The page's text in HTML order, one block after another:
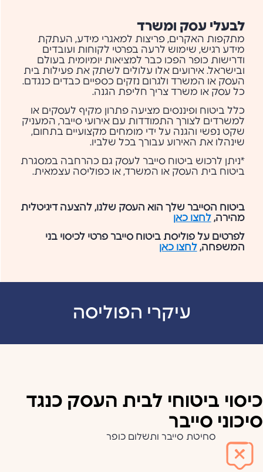
לבעלי עסק ומשרד
מתקפות האקרים, פריצות למאגרי מידע, העתקת
מידע רגיש, שימוש לרעה בפרטי לקוחות ועובדים
ודרישות כופר הפכו כבר למציאות יומיומית בעולם
ובישראל. אירועים אלו עלולים לשתק את פעילות בית
העסק או המשרד ולגרום נזקים כספיים כבדים כנגדם.
כל עסק או משרד צריך חליפת הגנה.
כלל ביטוח ופיננסים מציעה פתרון מקיף לעסקים או
למשרדים לצורך התמודדות עם אירועי סייבר, המעניק
שקט נפשי והגנה על ידי מומחים מקצועיים בתחום,
שינהלו את האירוע עבורך בכל שלביו.
*ניתן לרכוש ביטוח סייבר לעסק גם כהרחבה במסגרת
ביטוח בית העסק או המשרד, או כפוליסה עצמאית.
ביטוח הסייבר שלך הוא העסק שלנו, להצעה דיגיטלית
מהירה,לחצו כאן
לפרטים על פוליסת ביטוח סייבר פרטי לכיסוי בני
המשפחה,לחצו כאן
עיקרי הפוליסה
כיסוי ביטוחי לבית העסק כנגד
סיכוני סייבר
סחיטת סייבר ותשלום כופר